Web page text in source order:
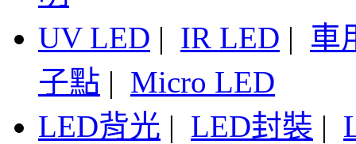
UV LED | IR LED | 車
子點 | Micro LED
LED背光 | LED封裝 |